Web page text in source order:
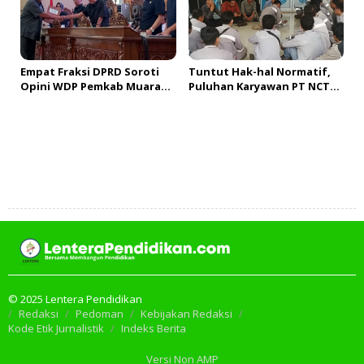
Empat Fraksi DPRD Soroti
Opini WDP Pemkab Muara
Tuntut Hak-hal Normatif,
Puluhan Karyawan PT NCT
© 2025 Lentera Pendidikan
Redaksi
Pedoman
Kebijakan Redaksi
Kode Etik Jurnalistik
Indeks Berita
Versi Non AMP